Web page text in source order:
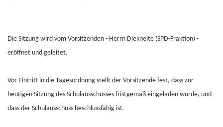
Die Sitzung wird vom Vorsitzenden - Herrn Diekneite (SPD-Fraktion) -
eröffnet und geleitet.
Vor Eintritt in die Tagesordnung stellt der Vorsitzende fest, dass zur
heutigen Sitzung des Schulausschusses fristgemäß eingeladen wurde, und
dass der Schulausschuss beschlussfähig ist.